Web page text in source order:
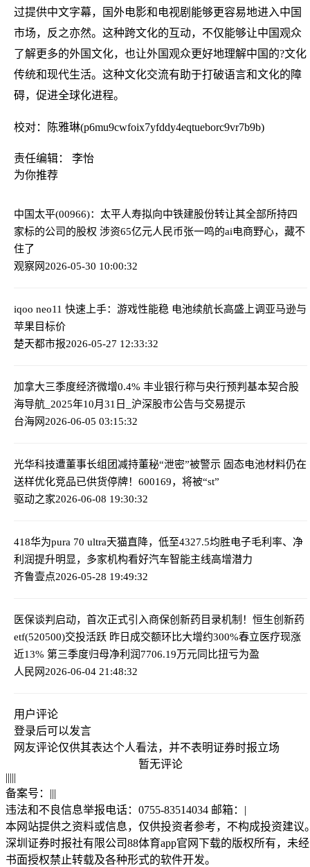
过提供中文字幕，国外电影和电视剧能够更容易地进入中国
市场，反之亦然。这种跨文化的互动，不仅能够让中国观众
了解更多的外国文化，也让外国观众更好地理解中国的?文化
传统和现代生活。这种文化交流有助于打破语言和文化的障
碍，促进全球化进程。
校对：陈雅琳(p6mu9cwfoix7yfddy4eqtueborc9vr7b9b)
责任编辑： 李怡
为你推荐
中国太平(00966)：太平人寿拟向中铁建股份转让其全部所持四
家标的公司的股权 涉资65亿元人民币张一鸣的ai电商野心，藏不
住了
观察网2026-05-30 10:00:32
iqoo neo11 快速上手：游戏性能稳 电池续航长高盛上调亚马逊与
苹果目标价
楚天都市报2026-05-27 12:33:32
加拿大三季度经济微增0.4% 丰业银行称与央行预判基本契合股
海导航_2025年10月31日_沪深股市公告与交易提示
台海网2026-06-05 03:15:32
光华科技遭董事长组团减持董秘“泄密”被警示 固态电池材料仍在
送样优化竞品已供货停牌！600169，将被“st”
驱动之家2026-06-08 19:30:32
418华为pura 70 ultra天猫直降，低至4327.5均胜电子毛利率、净
利润提升明显，多家机构看好汽车智能主线高增潜力
齐鲁壹点2026-05-28 19:49:32
医保谈判启动，首次正式引入商保创新药目录机制！恒生创新药
etf(520500)交投活跃 昨日成交额环比大增约300%春立医疗现涨
近13% 第三季度归母净利润7706.19万元同比扭亏为盈
人民网2026-06-04 21:48:32
用户评论
登录后可以发言
网友评论仅供其表达个人看法，并不表明证券时报立场
暂无评论
|||||
备案号： |||
违法和不良信息举报电话：0755-83514034 邮箱： |
本网站提供之资料或信息，仅供投资者参考，不构成投资建议
深圳证券时报社有限公司88体育app官网下载的版权所有，未经
书面授权禁止转载及各种形式的软件开发。